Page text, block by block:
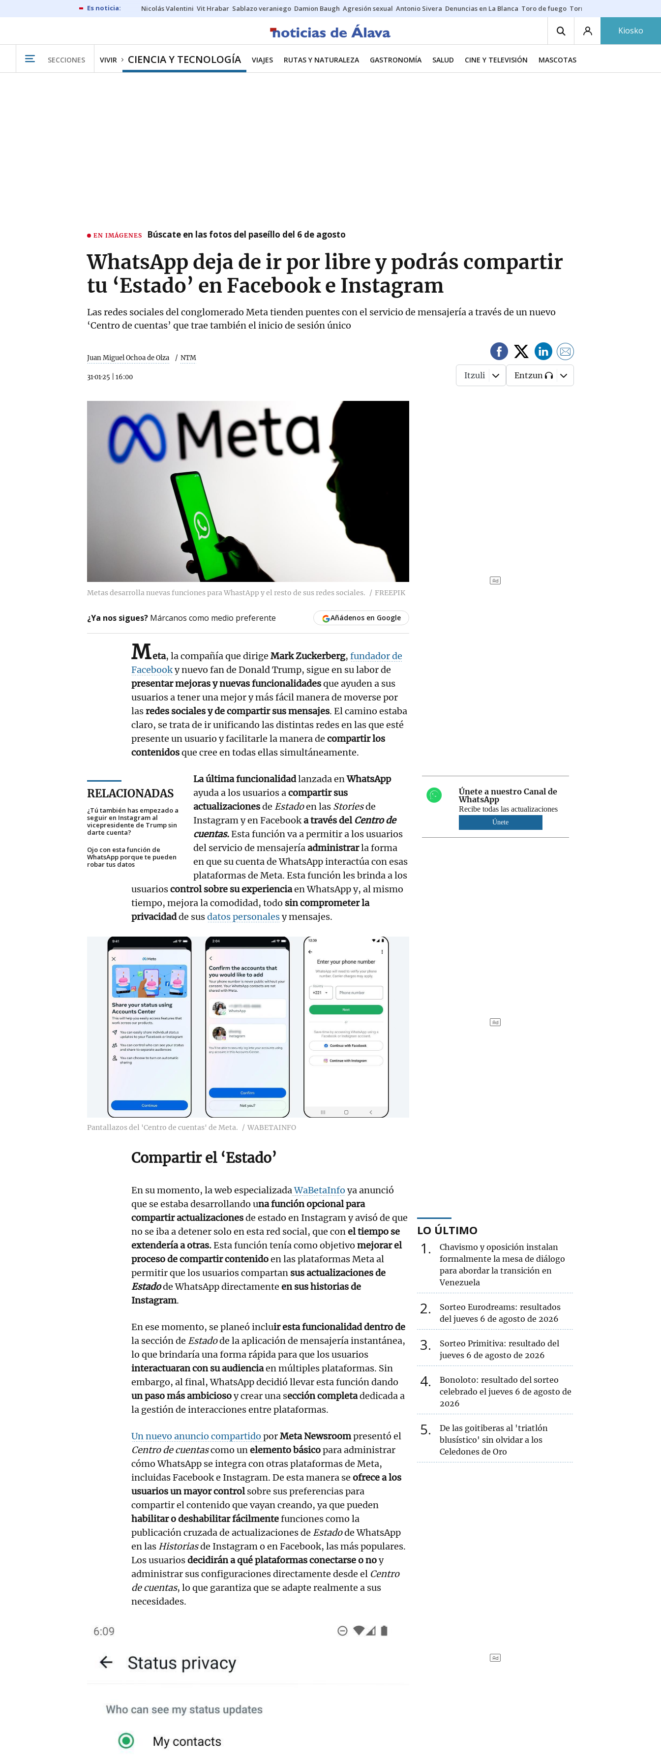
Nicolás Valentini Vit Hrabar Sablazo veraniego Damion Baugh Agresión sexual Antonio Sivera Denuncias en La Blanca Toro de fuego Tornike Shengelia
Kiosko
SECCIONES VIVIR CIENCIA Y TECNOLOGÍA VIAJES RUTAS Y NATURALEZA GASTRONOMÍA SALUD CINE Y TELEVISIÓN MASCOTAS
EN IMÁGENES Búscate en las fotos del paseíllo del 6 de agosto
WhatsApp deja de ir por libre y podrás compartir
tu ‘Estado’ en Facebook e Instagram
Las redes sociales del conglomerado Meta tienden puentes con el servicio de mensajería a través de un nuevo
‘Centro de cuentas’ que trae también el inicio de sesión único
Juan Miguel Ochoa de Olza NTM
31·01·25 16:00 Itzuli Entzun
Metas desarrolla nuevas funciones para WhastApp y el resto de sus redes sociales. FREEPIK
¿Ya nos sigues? Márcanos como medio preferente Añádenos en Google
Meta, la compañía que dirige Mark Zuckerberg, fundador de
Facebooky nuevo fan de Donald Trump, sigue en su labor de
presentar mejoras y nuevas funcionalidadesque ayuden a sus
usuarios a tener una mejor y más fácil manera de moverse por
lasredes sociales y de compartir sus mensajes. El camino estaba
claro, se trata de ir unificando las distintas redes en las que esté
presente un usuario y facilitarle la manera de compartir los
contenidosque cree en todas ellas simultáneamente.
RELACIONADAS
¿Tú también has empezado a
seguir en Instagram al
vicepresidente de Trump sin
darte cuenta?
Ojo con esta función de
WhatsApp porque te pueden
robar tus datos
La última funcionalidadlanzada enWhatsApp
ayuda a los usuarios acompartir sus
actualizacionesde Estadoen las Storiesde
Instagram y en Facebooka través del Centro de
cuentas.Esta función va a permitir a los usuarios
del servicio de mensajeríaadministrarla forma
en que su cuenta de WhatsApp interactúa con esas
plataformas de Meta. Esta función les brinda a los
usuarioscontrol sobre su experienciaen WhatsApp y, al mismo
tiempo, mejora la comodidad, todo sin comprometer la
privacidadde susdatos personalesy mensajes.
Pantallazos del 'Centro de cuentas' de Meta. WABETAINFO
Compartir el ‘Estado’
En su momento, la web especializadaWaBetaInfo ya anunció
que se estaba desarrollando una función opcional para
compartir actualizacionesde estado en Instagram y avisó de que
no se iba a detener solo en esta red social, que conel tiempo se
extendería a otras.Esta función tenía como objetivo mejorar el
proceso de compartir contenidoen las plataformas Meta al
permitir que los usuarios compartan sus actualizaciones de
Estadode WhatsApp directamente en sus historias de
Instagram.
En ese momento, se planeó incluir esta funcionalidad dentro de
la sección de Estadode la aplicación de mensajería instantánea,
lo que brindaría una forma rápida para que los usuarios
interactuaran con su audienciaen múltiples plataformas. Sin
embargo, al final, WhatsApp decidió llevar esta función dando
un paso más ambiciosoy crear una sección completadedicada a
la gestión de interacciones entre plataformas.
Un nuevo anuncio compartido porMeta Newsroompresentó el
Centro de cuentascomo unelemento básicopara administrar
cómo WhatsApp se integra con otras plataformas de Meta,
incluidas Facebook e Instagram. De esta manera se ofrece a los
usuarios un mayor controlsobre sus preferencias para
compartir el contenido que vayan creando, ya que pueden
habilitar o deshabilitar fácilmentefunciones como la
publicación cruzada de actualizaciones de Estadode WhatsApp
en las Historiasde Instagram o en Facebook, las más populares.
Los usuariosdecidirán a qué plataformas conectarse o noy
administrar sus configuraciones directamente desde el Centro
de cuentas, lo que garantiza que se adapte realmente a sus
necesidades.
Únete a nuestro Canal de
WhatsApp
Recibe todas las actualizaciones
Únete
LO ÚLTIMO
1
Chavismo y oposición instalan
formalmente la mesa de diálogo
para abordar la transición en
Venezuela
2
Sorteo Eurodreams: resultados
del jueves 6 de agosto de 2026
3
Sorteo Primitiva: resultado del
jueves 6 de agosto de 2026
4
Bonoloto: resultado del sorteo
celebrado el jueves 6 de agosto de
2026
5
De las goitiberas al 'triatlón
blusístico' sin olvidar a los
Celedones de Oro